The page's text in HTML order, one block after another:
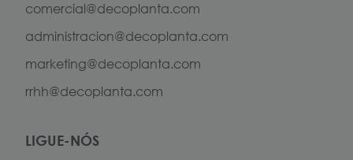
comercial@decoplanta.com
administracion@decoplanta.com
marketing@decoplanta.com
rrhh@decoplanta.com
LIGUE-NÓS